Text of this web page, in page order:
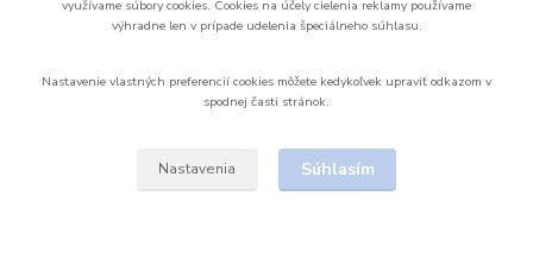
Upravit sběr cookies.
využívame súbory cookies. Cookies na účely cielenia reklamy používame
výhradne len v prípade udelenia špeciálneho súhlasu.
Nastavenie vlastných preferencií cookies môžete kedykoľvek upraviť odkazom v
spodnej časti stránok.
Nastavenia Súhlasím